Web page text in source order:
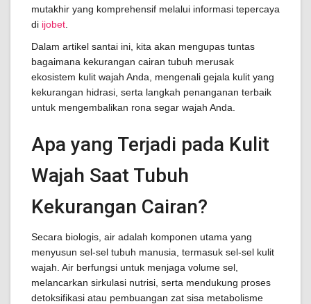
mutakhir yang komprehensif melalui informasi tepercaya
di ijobet
Dalam artikel santai ini, kita akan mengupas tuntas
bagaimana kekurangan cairan tubuh merusak
ekosistem kulit wajah Anda, mengenali gejala kulit yang
kekurangan hidrasi, serta langkah penanganan terbaik
untuk mengembalikan rona segar wajah Anda.
Apa yang Terjadi pada Kulit
Wajah Saat Tubuh
Kekurangan Cairan?
Secara biologis, air adalah komponen utama yang
menyusun sel-sel tubuh manusia, termasuk sel-sel kulit
wajah. Air berfungsi untuk menjaga volume sel,
melancarkan sirkulasi nutrisi, serta mendukung proses
detoksifikasi atau pembuangan zat sisa metabolisme